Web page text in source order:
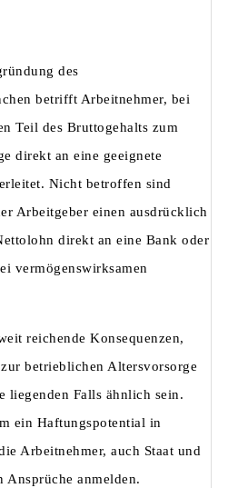
des
betrifft Arbeitnehmer, bei
Teil des Bruttogehalts zum
direkt an eine geeignete
Nicht betroffen sind
Arbeitgeber einen ausdrücklich
direkt an eine Bank oder
vermögenswirksamen
reichende Konsequenzen,
betrieblichen Altersvorsorge
liegenden Falls ähnlich sein.
ein Haftungspotential in
Arbeitnehmer, auch Staat und
Ansprüche anmelden.